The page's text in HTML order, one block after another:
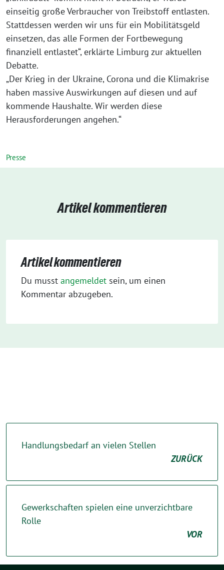
einseitig große Verbraucher von Treibstoff entlasten.
Stattdessen werden wir uns für ein Mobilitätsgeld
einsetzen, das alle Formen der Fortbewegung
finanziell entlastet“, erklärte Limburg zur aktuellen
Debatte.
„Der Krieg in der Ukraine, Corona und die Klimakrise
haben massive Auswirkungen auf diesen und auf
kommende Haushalte. Wir werden diese
Herausforderungen angehen.“
Presse
Artikel kommentieren
Artikel kommentieren
Du musst angemeldet sein, um einen
Kommentar abzugeben.
Handlungsbedarf an vielen Stellen
ZURÜCK
Gewerkschaften spielen eine unverzichtbare
Rolle
VOR